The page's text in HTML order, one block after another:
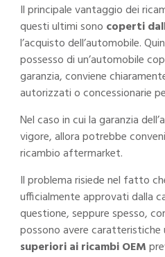
Il principale vantaggio dei
questi ultimi sono coperti
l’acquisto dell’automobile.
possesso di un’automobile
garanzia, conviene
autorizzati o concessionarie
Nel caso in cui la garanzia
vigore, allora potrebbe
ricambio aftermarket.
Il problema risiede nel fatto
ufficialmente approvati dalla
questione, seppure spesso,
possono avere caratteristiche
superiori ai ricambi OEM